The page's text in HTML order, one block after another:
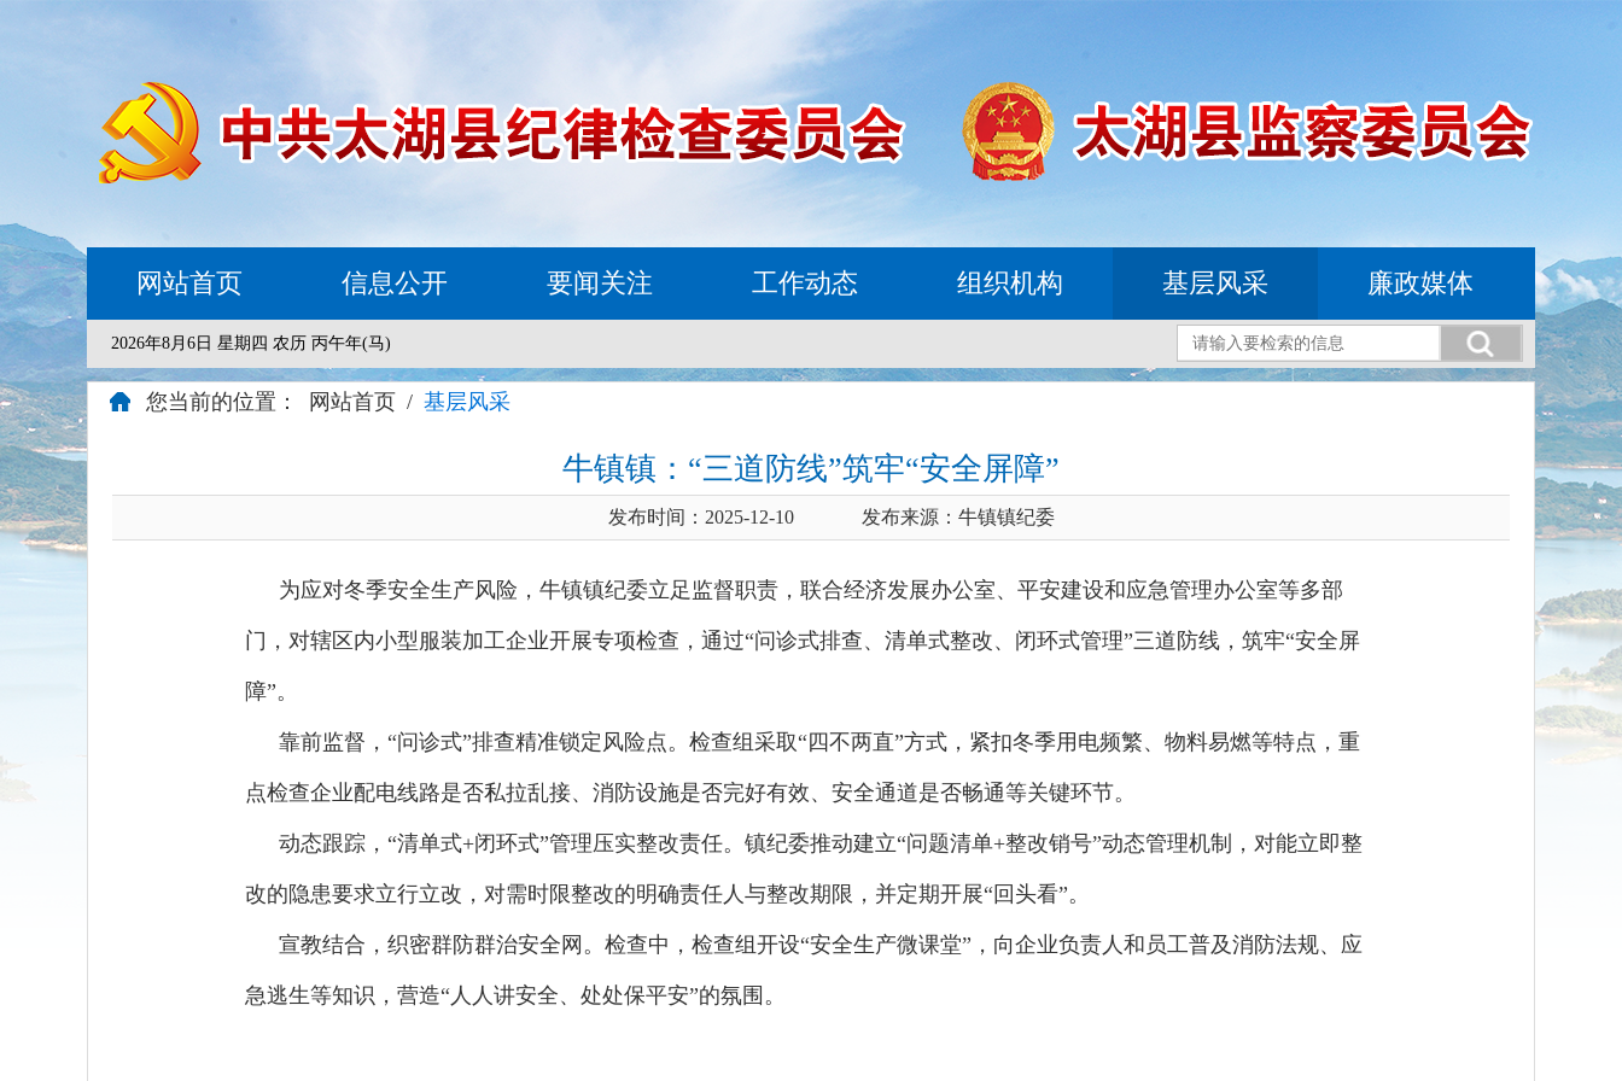
网站首页 信息公开 要闻关注 工作动态 组织机构 基层风采 廉政媒体
2026年8月6日 星期四 农历 丙午年(马)
您当前的位置： 网站首页 / 基层风采
牛镇镇：“三道防线”筑牢“安全屏障”
发布时间：2025-12-10 发布来源：牛镇镇纪委
为应对冬季安全生产风险，牛镇镇纪委立足监督职责，联合经济发展办公室、平安建设和应急管理办公室等多部
门，对辖区内小型服装加工企业开展专项检查，通过“问诊式排查、清单式整改、闭环式管理”三道防线，筑牢“安全屏
障”。
靠前监督，“问诊式”排查精准锁定风险点。检查组采取“四不两直”方式，紧扣冬季用电频繁、物料易燃等特点，重
点检查企业配电线路是否私拉乱接、消防设施是否完好有效、安全通道是否畅通等关键环节。
动态跟踪，“清单式+闭环式”管理压实整改责任。镇纪委推动建立“问题清单+整改销号”动态管理机制，对能立即整
改的隐患要求立行立改，对需时限整改的明确责任人与整改期限，并定期开展“回头看”。
宣教结合，织密群防群治安全网。检查中，检查组开设“安全生产微课堂”，向企业负责人和员工普及消防法规、应
急逃生等知识，营造“人人讲安全、处处保平安”的氛围。